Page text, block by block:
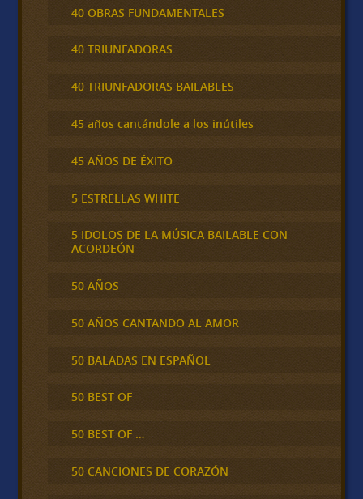
40 OBRAS FUNDAMENTALES
40 TRIUNFADORAS
40 TRIUNFADORAS BAILABLES
45 años cantándole a los inútiles
45 AÑOS DE ÉXITO
5 ESTRELLAS WHITE
5 IDOLOS DE LA MÚSICA BAILABLE CON
ACORDEÓN
50 AÑOS
50 AÑOS CANTANDO AL AMOR
50 BALADAS EN ESPAÑOL
50 BEST OF
50 BEST OF …
50 CANCIONES DE CORAZÓN